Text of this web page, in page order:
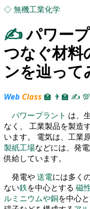
◇無機工業化学
✍パワー
つなぐ材料
ンを辿って
Web Class 🏫 👨‍🏫 ✍ 💯
パワープラント は、
なく、 工業製品を製造
います。 電気は、工業
製紙工場などには、発
供給しています。
発電や送電には多く
ない鉄を中心とする 磁
ルミニウムや銅を中心